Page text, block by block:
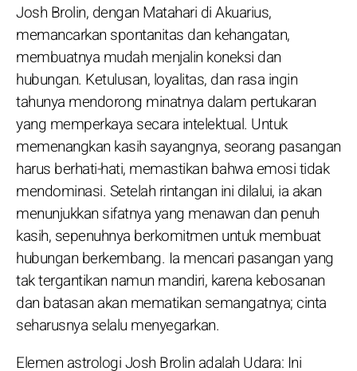
Josh Brolin, dengan Matahari di Akuarius,
memancarkan spontanitas dan kehangatan,
membuatnya mudah menjalin koneksi dan
hubungan. Ketulusan, loyalitas, dan rasa ingin
tahunya mendorong minatnya dalam pertukaran
yang memperkaya secara intelektual. Untuk
memenangkan kasih sayangnya, seorang pasangan
harus berhati-hati, memastikan bahwa emosi tidak
mendominasi. Setelah rintangan ini dilalui, ia akan
menunjukkan sifatnya yang menawan dan penuh
kasih, sepenuhnya berkomitmen untuk membuat
hubungan berkembang. Ia mencari pasangan yang
tak tergantikan namun mandiri, karena kebosanan
dan batasan akan mematikan semangatnya; cinta
seharusnya selalu menyegarkan.
Elemen astrologi Josh Brolin adalah Udara: Ini